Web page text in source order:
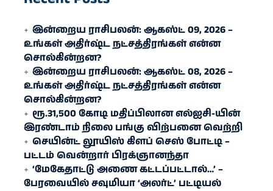
இன்றைய ராசிபலன்: ஆகஸ்ட் 09, 2026 –
உங்கள் அதிர்ஷ்ட நட்சத்திரங்கள் என்ன
சொல்கின்றன?
இன்றைய ராசிபலன்: ஆகஸ்ட் 08, 2026 –
உங்கள் அதிர்ஷ்ட நட்சத்திரங்கள் என்ன
சொல்கின்றன?
ரூ.31,500 கோடி மதிப்பிலான எல்ஐசி-​யின்
இரண்​டாம் நிலை பங்கு விற்பனை வெற்றி
செயின்ட் லூயிஸ் கிளப் செஸ் போட்டி –
பட்டம் வென்றார் பிரக்ஞானந்தா
‘மேகேதாட்டு அணை கட்டப்பட்டால்…’ –
பேரவையில் சவுமியா ‘அலர்ட்’ பட்டியல்